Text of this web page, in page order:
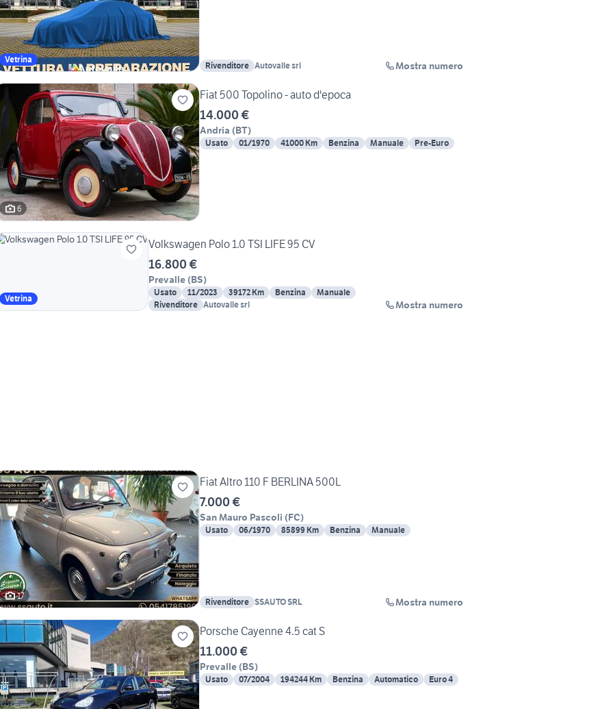
Vetrina
Rivenditore Autovalle srl Mostra numero
6
Fiat 500 Topolino - auto d'epoca
14.000 €
Andria (BT)
Usato 01/1970 41000 Km Benzina Manuale Pre-Euro
Vetrina
Volkswagen Polo 1.0 TSI LIFE 95 CV
16.800 €
Prevalle (BS)
Usato 11/2023 39172 Km Benzina
Manuale
Rivenditore Autovalle srl Mostra numero
17
Fiat Altro 110 F BERLINA 500L
7.000 €
San Mauro Pascoli (FC)
Usato 06/1970 85899 Km Benzina Manuale
Rivenditore SSAUTO SRL Mostra numero
Porsche Cayenne 4.5 cat S
11.000 €
Prevalle (BS)
Usato 07/2004 194244 Km Benzina Automatico Euro 4